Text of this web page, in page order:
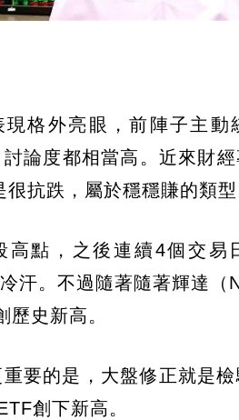
格外亮眼，前陣子主動
論度都相當高。近來財經
抗跌，屬於穩穩賺的類型
點，之後連續4個交易
汗。不過隨著隨著輝達（
史新高。
要的是，大盤修正就是
創下新高。